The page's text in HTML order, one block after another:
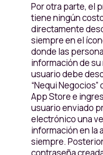
Por otra parte, el
tiene ningún
directamente
siempre en el
donde las
información de
usuario debe
“Nequi Negocios”
App Store e
usuario enviado
electrónico una
información en la
siempre.